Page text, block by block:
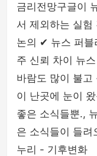
금리전망구글이
서 제외하는 실험
논의 ✔ 뉴스 퍼블
주 신뢰 차이 뉴
바람도 많이 불고
이 난곳에 눈이
좋은 소식들뿐.,
은 소식들이 들
누리 - 기후변화